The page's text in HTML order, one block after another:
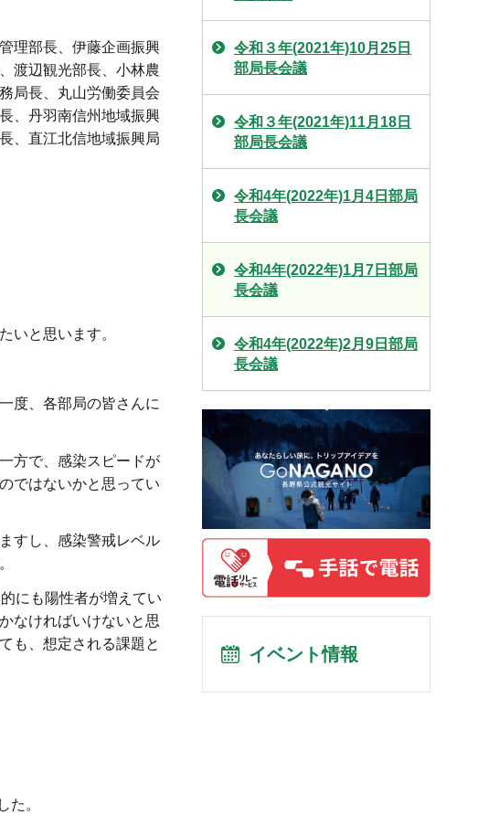
理部長、伊藤企画振興
渡辺観光部長、小林農
局長、丸山労働委員会
、丹羽南信州地域振興
、直江北信地域振興局
いと思います。
度、各部局の皆さんに
方で、感染スピードが
ではないかと思ってい
すし、感染警戒レベル
にも陽性者が増えてい
なければいけないと思
も、想定される課題と
た。
令和３年(2021年)10月25日
部局長会議
令和３年(2021年)11月18日
部局長会議
令和4年(2022年)1月4日部局
長会議
令和4年(2022年)1月7日部局
長会議
令和4年(2022年)2月9日部局
長会議
イベント情報